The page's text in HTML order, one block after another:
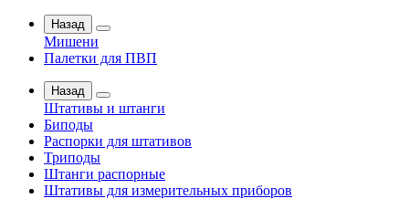
Назад
Мишени
Палетки для ПВП
Назад
Штативы и штанги
Биподы
Распорки для штативов
Триподы
Штанги распорные
Штативы для измерительных приборов